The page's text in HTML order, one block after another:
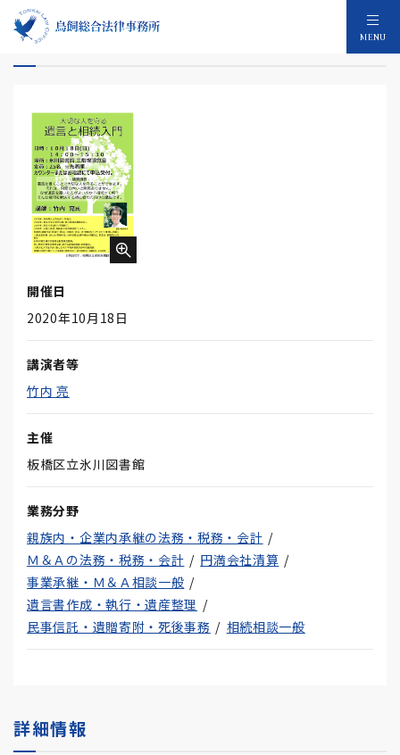
MENU
大切な人を守る遺言と相続入門
開催日
2020年10月18日
講演者等
竹内 亮
主催
板橋区立氷川図書館
業務分野
親族内・企業内承継の法務・税務・会計
Ｍ＆Ａの法務・税務・会計
円満会社清算
事業承継・Ｍ＆Ａ相談一般
遺言書作成・執行・遺産整理
民事信託・遺贈寄附・死後事務
相続相談一般
詳細情報